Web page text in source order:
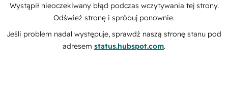
Wystąpił nieoczekiwany błąd podczas wczytywania tej strony.
Odśwież stronę i spróbuj ponownie.
Jeśli problem nadal występuje, sprawdź naszą stronę stanu pod
adresem status.hubspot.com.